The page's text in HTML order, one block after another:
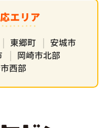
エリア
東郷町
安城市
岡崎市北部
西部